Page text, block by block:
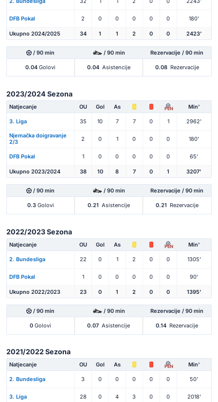
DFB Pokal 2 0 0 0 0 0 180'
Ukupno 2024/2025 34 1 1 2 0 0 2423'
/ 90 min / 90 min Rezervacije / 90 min
0.04 Golovi 0.04 Asistencije 0.08 Rezervacije
2023/2024 Sezona
Natjecanje OU Gol As PEN Min'
3. Liga 35 10 7 7 0 1 2962'
Njemačka doigravanje
2/3
2 0 1 0 0 0 180'
DFB Pokal 1 0 0 0 0 0 65'
Ukupno 2023/2024 38 10 8 7 0 1 3207'
/ 90 min / 90 min Rezervacije / 90 min
0.3Golovi 0.21 Asistencije 0.21 Rezervacije
2022/2023 Sezona
Natjecanje OU Gol As PEN Min'
2. Bundesliga 22 0 1 2 0 0 1305'
DFB Pokal 1 0 0 0 0 0 90'
Ukupno 2022/2023 23 0 1 2 0 0 1395'
/ 90 min / 90 min Rezervacije / 90 min
0 Golovi 0.07 Asistencije 0.14 Rezervacije
2021/2022 Sezona
Natjecanje OU Gol As PEN Min'
2. Bundesliga 3 0 0 0 0 0 50'
3. Liga 28 0 4 3 0 0 2018'